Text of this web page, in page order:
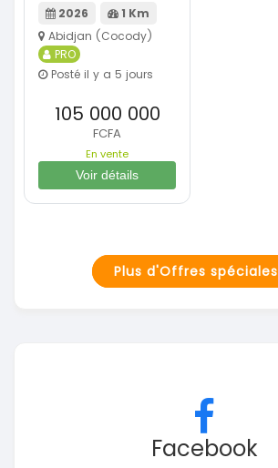
2026
1 Km
Abidjan (Cocody)
PRO
Posté il y a 5 jours
105 000 000
FCFA
En vente
Voir détails
Plus d'Offres spéciales
Facebook